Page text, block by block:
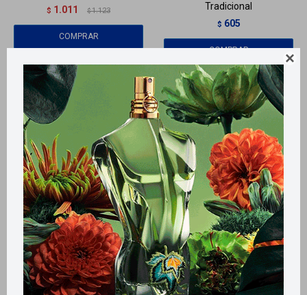

$ 1.011 $ 1.123
Tradicional
$ 605
LlegaEL LUNES LlegaEL LUNES